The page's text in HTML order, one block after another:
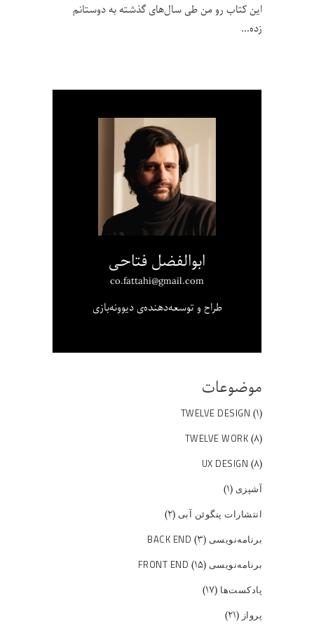
این کتاب رو من طی سال‌های گذشته به دوستانم
زده
ابوالفضل فتاحی
co.fattahi@gmail.com
طراح و توسعه‌دهنده‌ی دیوونه‌بازی
موضوعات
TWELVE DESIGN (۱)
TWELVE WORK (۸)
UX DESIGN (۸)
آشپزی (۱)
انتشارات پنگوئن آبی (۲)
برنامه‌نویسی BACK END (۳)
برنامه‌نویسی FRONT END (۱۵)
پادکست‌ها (۱۷)
پرواز (۲۱)